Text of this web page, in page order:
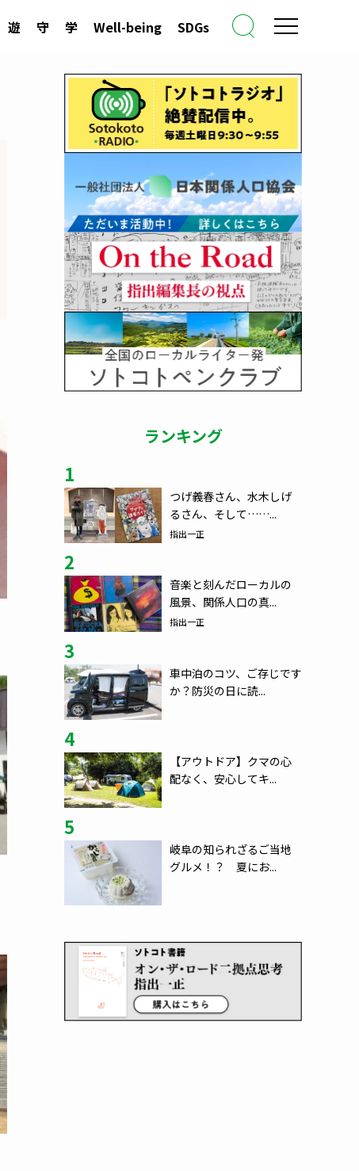
遊 守 学 Well-being SDGs
ランキング
1
つげ義春さん、水木しげ
るさん、そして……...
指出一正
2
音楽と刻んだローカルの
風景、関係人口の真...
指出一正
3
車中泊のコツ、ご存じです
か？防災の日に読...
4
【アウトドア】クマの心
配なく、安心してキ...
5
岐阜の知られざるご当地
グルメ！？ 夏にお...